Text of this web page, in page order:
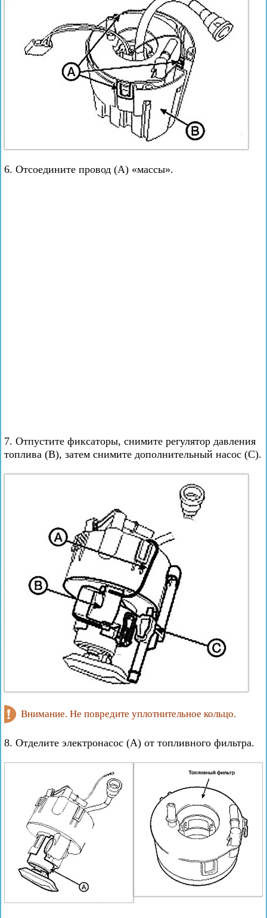
6. Отсоедините провод (А) «массы».
7. Отпустите фиксаторы, снимите регулятор давления
топлива (В), затем снимите дополнительный насос (С).
Внимание. Не повредите уплотнительное кольцо.
8. Отделите электронасос (А) от топливного фильтра.